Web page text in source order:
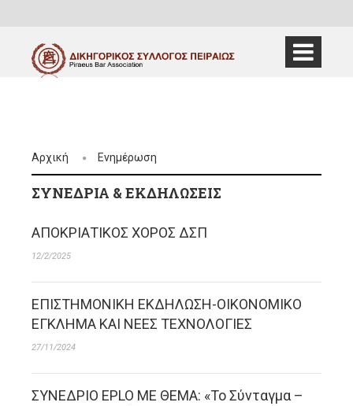
Αρχική Ενημέρωση
ΣΥΝΈΔΡΙΑ & ΕΚΔΗΛΏΣΕΙΣ
ΑΠΟΚΡΙΑΤΙΚΟΣ ΧΟΡΟΣ ΔΣΠ
12/2/2025
ΕΠΙΣΤΗΜΟΝΙΚΗ ΕΚΔΗΛΩΣΗ-ΟΙΚΟΝΟΜΙΚΟ
ΕΓΚΛΗΜΑ ΚΑΙ ΝΕΕΣ ΤΕΧΝΟΛΟΓΙΕΣ
27/11/2024
ΣΥΝΕΔΡΙΟ EPLO ΜΕ ΘΕΜΑ: «Το Σύνταγμα –